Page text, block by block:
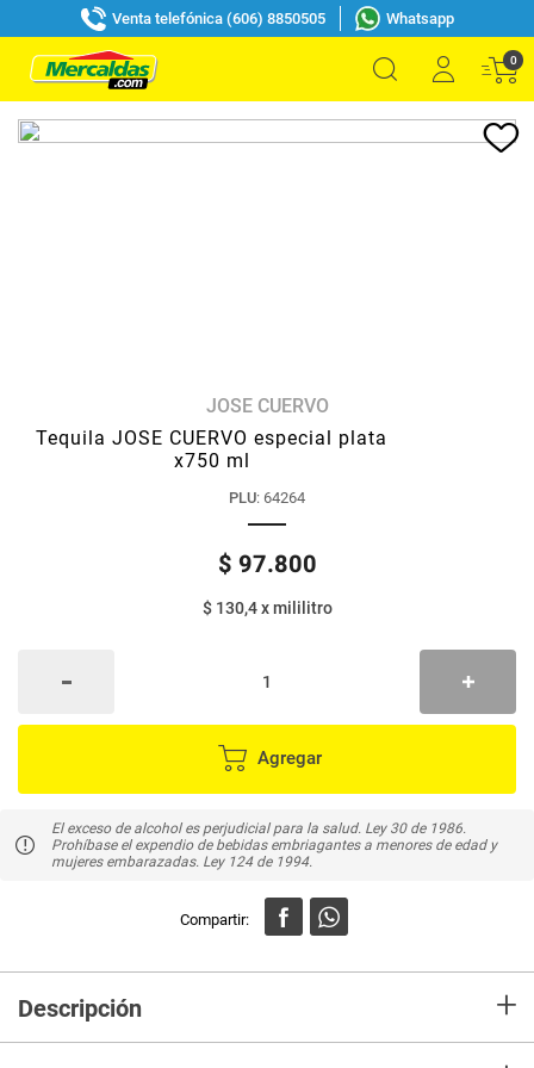
Venta telefónica (606) 8850505 Whatsapp
0
JOSE CUERVO
Tequila JOSE CUERVO especial plata
x750 ml
PLU: 64264
$ 97.800
$ 130,4xmililitro
Agregar
El exceso de alcohol es perjudicial para la salud. Ley 30 de 1986.
Prohíbase el expendio de bebidas embriagantes a menores de edad y
mujeres embarazadas. Ley 124 de 1994.
Descripción +